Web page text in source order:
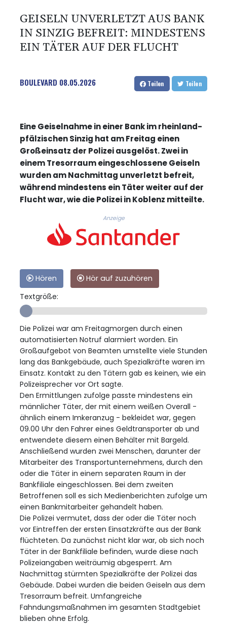
GEISELN UNVERLETZT AUS BANK
IN SINZIG BEFREIT: MINDESTENS
EIN TÄTER AUF DER FLUCHT
BOULEVARD 08.05.2026 Teilen Teilen
Eine Geiselnahme in einer Bank im rheinland-
pfälzischen Sinzig hat am Freitag einen
Großeinsatz der Polizei ausgelöst. Zwei in
einem Tresorraum eingeschlossene Geiseln
wurden am Nachmittag unverletzt befreit,
während mindestens ein Täter weiter auf der
Flucht war, wie die Polizei in Koblenz mitteilte.
Anzeige
Hören
Hör auf zuzuhören
Textgröße:
Die Polizei war am Freitagmorgen durch einen
automatisierten Notruf alarmiert worden. Ein
Großaufgebot von Beamten umstellte viele Stunden
lang das Bankgebäude, auch Spezialkräfte waren im
Einsatz. Kontakt zu den Tätern gab es keinen, wie ein
Polizeisprecher vor Ort sagte.
Den Ermittlungen zufolge passte mindestens ein
männlicher Täter, der mit einem weißen Overall -
ähnlich einem Imkeranzug - bekleidet war, gegen
09.00 Uhr den Fahrer eines Geldtransporter ab und
entwendete diesem einen Behälter mit Bargeld.
Anschließend wurden zwei Menschen, darunter der
Mitarbeiter des Transportunternehmens, durch den
oder die Täter in einem separaten Raum in der
Bankfiliale eingeschlossen. Bei dem zweiten
Betroffenen soll es sich Medienberichten zufolge um
einen Bankmitarbeiter gehandelt haben.
Die Polizei vermutet, dass der oder die Täter noch
vor Eintreffen der ersten Einsatzkräfte aus der Bank
flüchteten. Da zunächst nicht klar war, ob sich noch
Täter in der Bankfiliale befinden, wurde diese nach
Polizeiangaben weiträumig abgesperrt. Am
Nachmittag stürmten Spezialkräfte der Polizei das
Gebäude. Dabei wurden die beiden Geiseln aus dem
Tresorraum befreit. Umfangreiche
Fahndungsmaßnahmen im gesamten Stadtgebiet
blieben ohne Erfolg.